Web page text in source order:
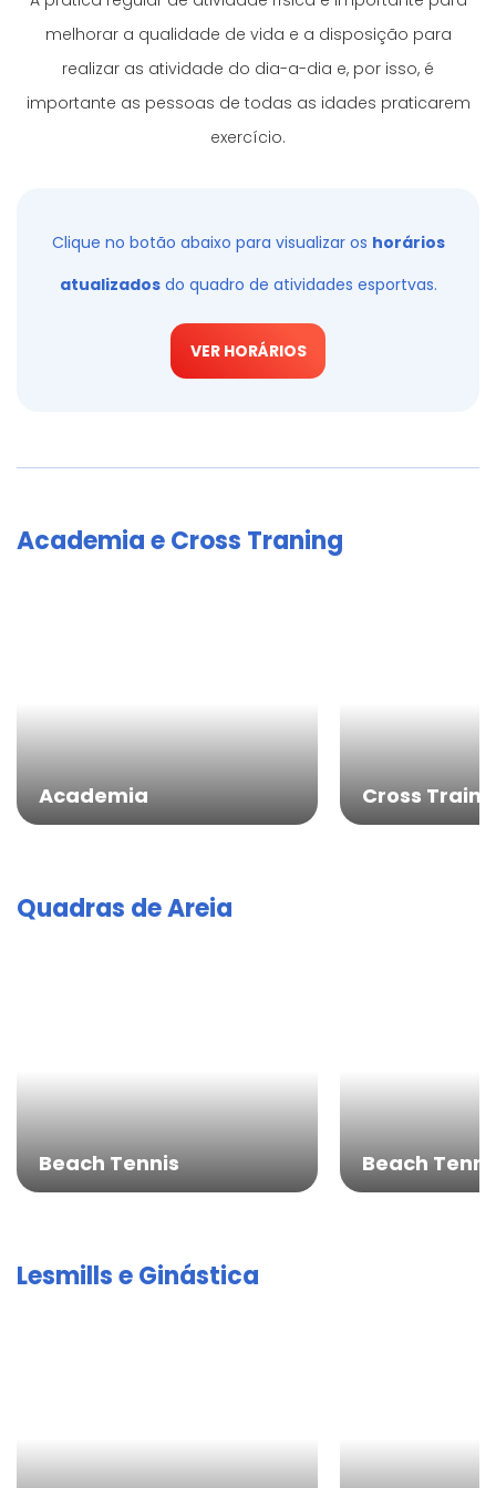
melhorar a qualidade de vida e a disposição para
realizar as atividade do dia-a-dia e, por isso, é
importante as pessoas de todas as idades praticarem
exercício.
Clique no botão abaixo para visualizar os horários
atualizadosdo quadro de atividades esportvas.
VER HORÁRIOS
Academia e Cross Traning
Academia Cross
Quadras de Areia
Beach Tennis Beach
Lesmills e Ginástica